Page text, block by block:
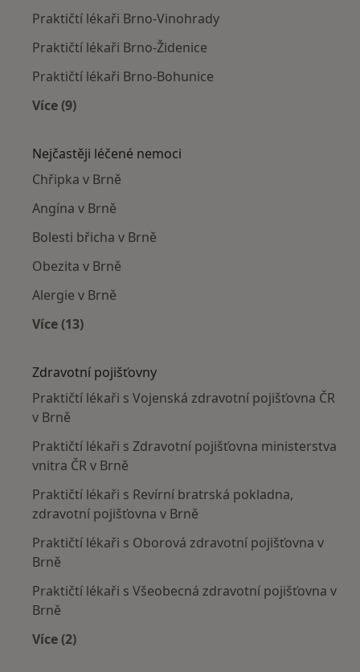
Praktičtí lékaři Brno-Vinohrady
Praktičtí lékaři Brno-Židenice
Praktičtí lékaři Brno-Bohunice
Více (9)
Nejčastěji léčené nemoci
Chřipka v Brně
Angína v Brně
Bolesti břicha v Brně
Obezita v Brně
Alergie v Brně
Více (13)
Zdravotní pojišťovny
Praktičtí lékaři s Vojenská zdravotní pojišťovna ČR
v Brně
Praktičtí lékaři s Zdravotní pojišťovna ministerstva
vnitra ČR v Brně
Praktičtí lékaři s Revírní bratrská pokladna,
zdravotní pojišťovna v Brně
Praktičtí lékaři s Oborová zdravotní pojišťovna v
Brně
Praktičtí lékaři s Všeobecná zdravotní pojišťovna v
Brně
Více (2)